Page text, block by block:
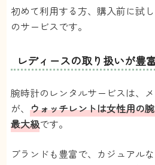
今まで失くしたり、壊したりし
が、もしそうなった場合、サー
ったら相当な額を支払わなけれ
時計好人
投稿日：2022/05/31
初めて利用する方、購入前に試
のサービスです。
レディースの取り扱いが豊
腕時計のレンタルサービスは、
が、ウォッチレントは女性用の
最大級です。
ブランドも豊富で、カジュアル